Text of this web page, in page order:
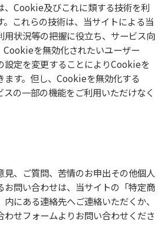
、Cookie及びこれに類する技術を利
。これらの技術は、当サイトによる当
用状況等の把握に役立ち、サービス向
Cookieを無効化されたいユーザー
設定を変更することによりCookieを
ます。但し、Cookieを無効化する
スの一部の機能をご利用いただけなく
見、ご質問、苦情のお申出その他個人
お問い合わせは、当サイトの「特定商
にある連絡先へご連絡いただくか、
わせフォームよりお問い合わせくださ